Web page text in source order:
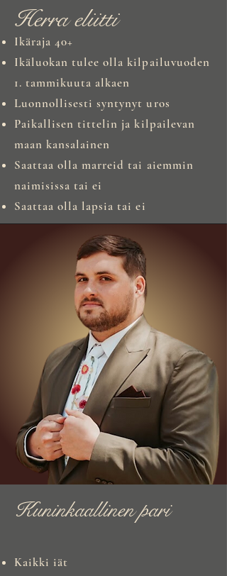
Herra eliitti
Ikäraja 40+
Ikäluokan tulee olla kilpailuvuoden
1. tammikuuta alkaen
Luonnollisesti syntynyt uros
Paikallisen tittelin ja kilpailevan
maan kansalainen
Saattaa olla marreid tai aiemmin
naimisissa tai ei
Saattaa olla lapsia tai ei
Kuninkaallinen pari
Kaikki iät